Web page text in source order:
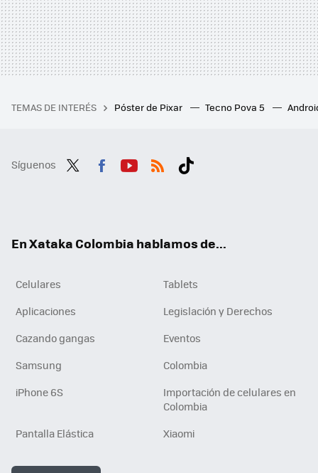
TEMAS DE INTERÉS Póster de Pixar Tecno Pova 5
Síguenos
En Xataka Colombia hablamos de...
Celulares
Tablets
Aplicaciones
Legislación y Derechos
Cazando gangas
Eventos
Samsung
Colombia
iPhone 6S
Importación de celulares en
Colombia
Pantalla Elástica
Xiaomi